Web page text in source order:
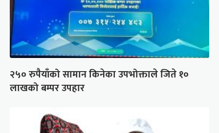
२५० रुपैयाँको सामान किनेका उपभोक्ताले जिते १०
लाखको बम्पर उपहार